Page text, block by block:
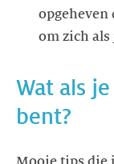
Wat als